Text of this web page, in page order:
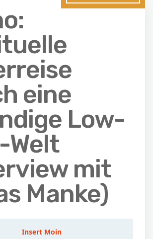
eine
Low-
Welt
mit
Manke)